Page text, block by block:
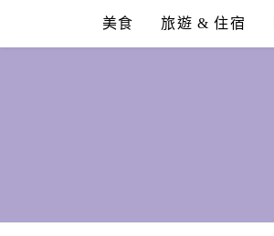
content
美食 旅遊 & 住宿